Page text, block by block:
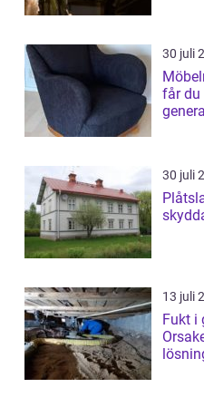
30 juli
får du
30 juli
Plåtslagare
13 juli
Fukt i